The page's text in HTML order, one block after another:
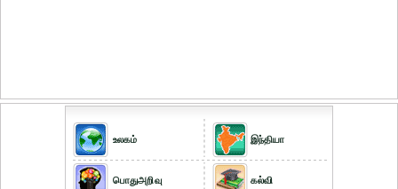
உலகம்
பொதுஅறிவு
இந்தியா
கல்வி